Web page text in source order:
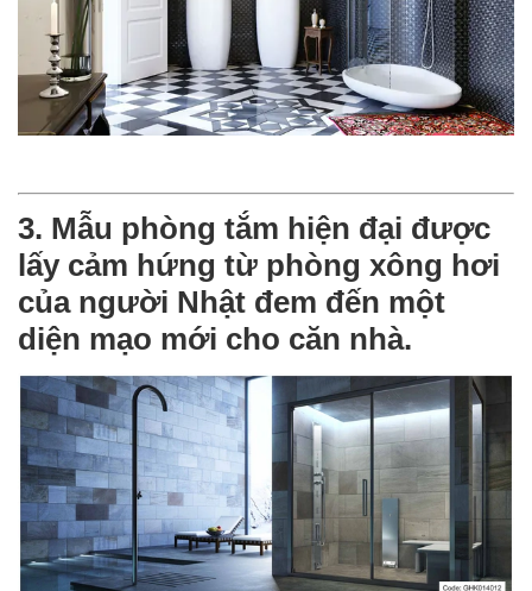
3. Mẫu phòng tắm hiện đại được
lấy cảm hứng từ phòng xông hơi
của người Nhật đem đến một
diện mạo mới cho căn nhà.